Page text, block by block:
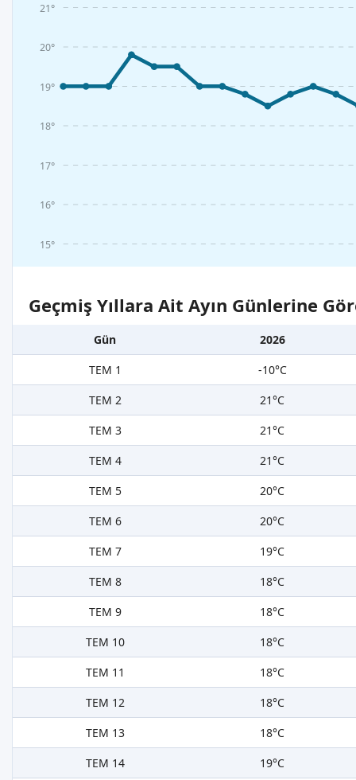
15°
16°
17°
18°
19°
20°
21°
Geçmiş Yıllara Ait Ayın Günlerine
Gün
2026
TEM 1
-10°C
TEM 2
21°C
TEM 3
21°C
TEM 4
21°C
TEM 5
20°C
TEM 6
20°C
TEM 7
19°C
TEM 8
18°C
TEM 9
18°C
TEM 10
18°C
TEM 11
18°C
TEM 12
18°C
TEM 13
18°C
TEM 14
19°C